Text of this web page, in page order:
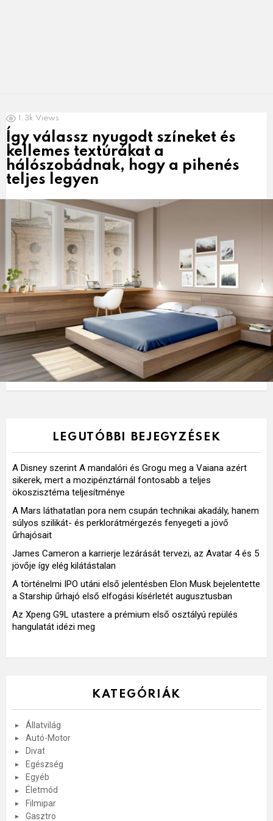
LATEST
NEWS
1.3k Views
Így válassz nyugodt színeket és
kellemes textúrákat a
hálószobádnak, hogy a pihenés
teljes legyen
LEGUTÓBBI BEJEGYZÉSEK
A Disney szerint A mandalóri és Grogu meg a Vaiana azért
sikerek, mert a mozipénztárnál fontosabb a teljes
ökoszisztéma teljesítménye
A Mars láthatatlan pora nem csupán technikai akadály, hanem
súlyos szilikát- és perklorátmérgezés fenyegeti a jövő
űrhajósait
James Cameron a karrierje lezárását tervezi, az Avatar 4 és 5
jövője így elég kilátástalan
A történelmi IPO utáni első jelentésben Elon Musk bejelentette
a Starship űrhajó első elfogási kísérletét augusztusban
Az Xpeng G9L utastere a prémium első osztályú repülés
hangulatát idézi meg
KATEGÓRIÁK
Állatvilág
Autó-Motor
Divat
Egészség
Egyéb
Életmód
Filmipar
Gasztro